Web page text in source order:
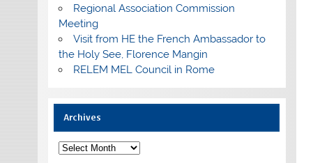
Regional Association Commission
Meeting
Visit from HE the French Ambassador to
the Holy See, Florence Mangin
RELEM MEL Council in Rome
Archives
Archives